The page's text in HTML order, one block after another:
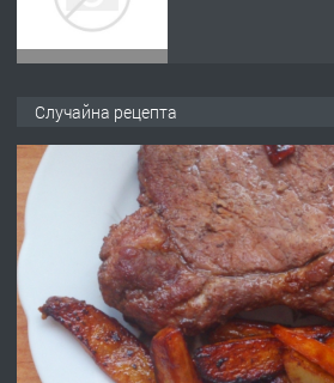
ПРЕДЛАГА Работа за общи
Случайна рецепта